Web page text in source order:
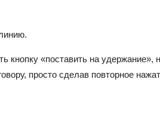
кнопку «поставить на удержание»,
просто сделав повторное